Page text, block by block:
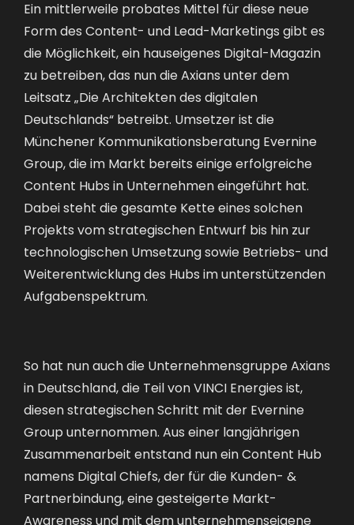
Ein mittlerweile probates Mittel für diese neue
Form des Content- und Lead-Marketings gibt es
die Möglichkeit, ein hauseigenes Digital-Magazin
zu betreiben, das nun die Axians unter dem
Leitsatz „Die Architekten des digitalen
Deutschlands“ betreibt. Umsetzer ist die
Münchener Kommunikationsberatung Evernine
Group, die im Markt bereits einige erfolgreiche
Content Hubs in Unternehmen eingeführt hat.
Dabei steht die gesamte Kette eines solchen
Projekts vom strategischen Entwurf bis hin zur
technologischen Umsetzung sowie Betriebs- und
Weiterentwicklung des Hubs im unterstützenden
Aufgabenspektrum.
So hat nun auch die Unternehmensgruppe Axians
in Deutschland, die Teil von VINCI Energies ist,
diesen strategischen Schritt mit der Evernine
Group unternommen. Aus einer langjährigen
Zusammenarbeit entstand nun ein Content Hub
namens Digital Chiefs , der für die Kunden- &
Partnerbindung, eine gesteigerte Markt-
Awareness und mit dem unternehmenseigene